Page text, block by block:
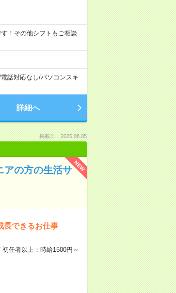
！その他シフトもご相談
電話対応なし/パソコンスキ
詳細へ
掲載日：2026.08.05
NEW
アの方の生活サ
長できるお仕事
任者以上：時給1500円～